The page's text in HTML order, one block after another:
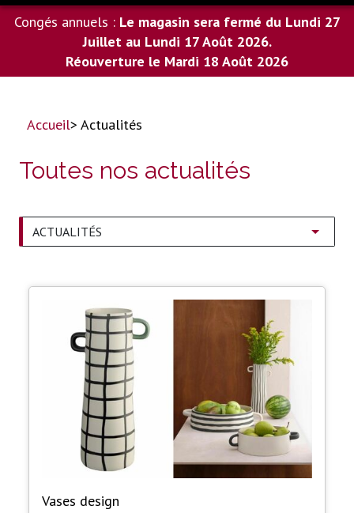
Congés annuels : Le magasin sera fermé du Lundi 27
Juillet au Lundi 17 Août 2026.
Réouverture le Mardi 18 Août 2026
Accueil> Actualités
Toutes nos actualités
Vases design